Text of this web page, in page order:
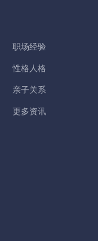
职场经验
性格人格
亲子关系
更多资讯